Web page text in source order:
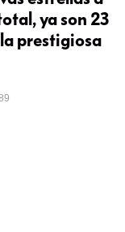
ya son 23
prestigiosa